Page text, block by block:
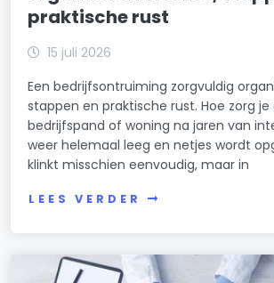
praktische rust
15 juli 2026
Een bedrijfsontruiming zorgvuldig
stappen en praktische rust. Hoe zorg
bedrijfspand of woning na jaren van
weer helemaal leeg en netjes wordt
klinkt misschien eenvoudig, maar in
LEES VERDER